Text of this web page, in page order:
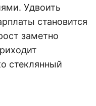
Удвоить
становится
заметно
стеклянный